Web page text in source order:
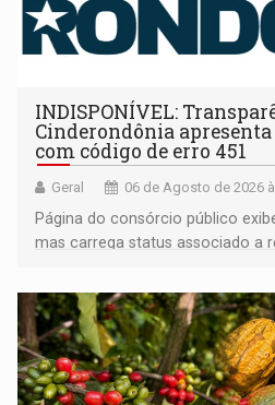
INDISPONÍVEL:
Cinderondônia
com código de erro 451
Geral 06 de Agosto de 2026
Página do consórcio público
mas carrega status associado a